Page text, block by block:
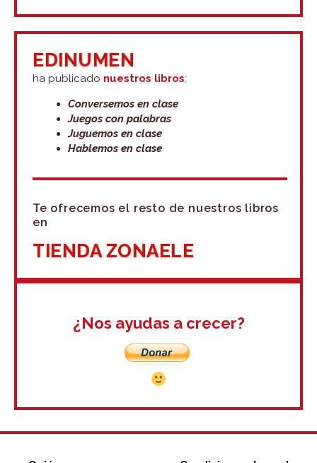
EDINUMEN
ha publicado nuestros libros:
Conversemos en clase
Juegos con palabras
Juguemos en clase
Hablemos en clase
Te ofrecemos el resto de nuestros libros
en
TIENDA ZONAELE
¿Nos ayudas a crecer?